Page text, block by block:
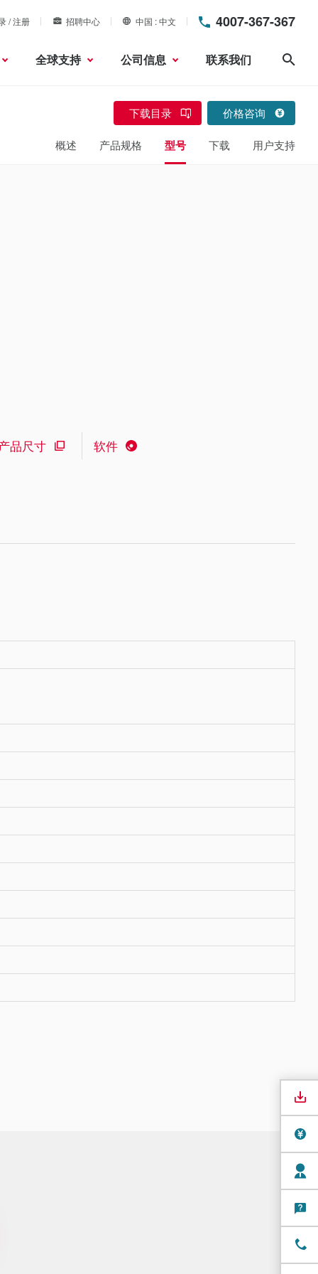
/ 注册 招聘中心 中国 中文 4007-367-367
全球支持 公司信息 联系我们
下载目录 价格咨询
概述 产品规格 型号 下载 用户支持
品尺寸 软件